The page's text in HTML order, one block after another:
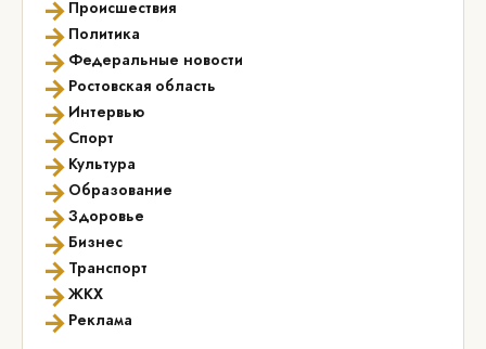
→ Происшествия
→ Политика
→ Федеральные новости
→ Ростовская область
→ Интервью
→ Спорт
→ Культура
→ Образование
→Здоровье
→ Бизнес
→ Транспорт
→ЖКХ
→ Реклама